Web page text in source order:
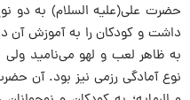
حضرت علی‌(علیه السلام) به دو
داشت و کودکان را به آموزش آن
به ظاهر لعب و لهو می‌نامید ولی
نوع آمادگی رزمی نیز بود. آن